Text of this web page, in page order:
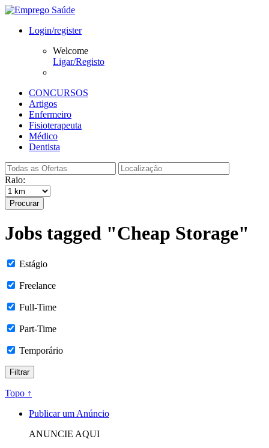
Login/register
Welcome
Ligar/Registo
CONCURSOS
Artigos
Enfermeiro
Fisioterapeuta
Médico
Dentista
Raio:
Procurar
Jobs tagged "Cheap Storage"
Estágio
Freelance
Full-Time
Part-Time
Temporário
Topo ↑
Publicar um Anúncio
ANUNCIE AQUI